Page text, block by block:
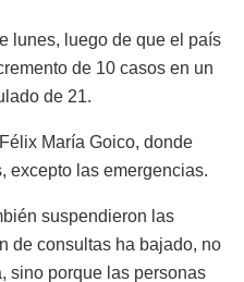
lunes, luego de que el país
de 10 casos en un
de 21.
María Goico, donde
excepto las emergencias.
suspendieron las
de consultas ha bajado, no
sino porque las personas